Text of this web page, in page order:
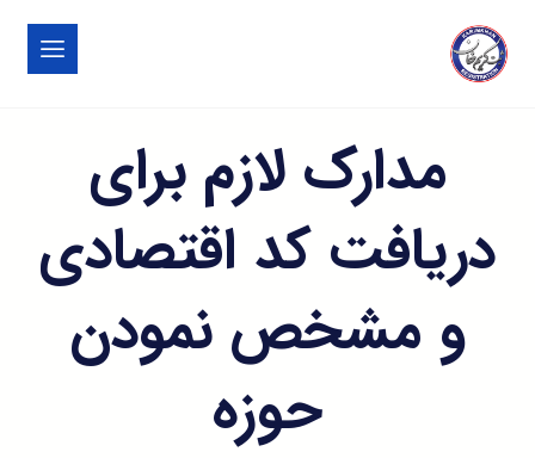
مدارک لازم برای
دریافت کد اقتصادی
و مشخص نمودن
حوزه